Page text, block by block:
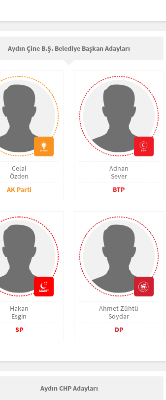
Aydın Çine B.Ş. Belediye Başkan Adayları
Celal
Özden
AK Parti
Adnan
Sever
BTP
Hakan
Esgin
SP
Ahmet Zühtü
Soydar
DP
Aydın CHP Adayları